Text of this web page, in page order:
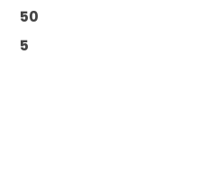
50
5